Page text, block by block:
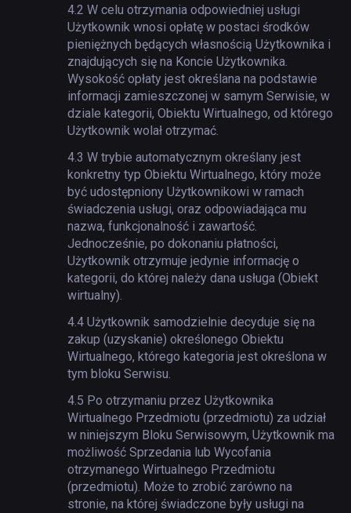
4.2 W celu otrzymania odpowiedniej usługi
Użytkownik wnosi opłatę w postaci środków
pieniężnych będących własnością Użytkownika i
znajdujących się na Koncie Użytkownika.
Wysokość opłaty jest określana na podstawie
informacji zamieszczonej w samym Serwisie, w
dziale kategorii, Obiektu Wirtualnego, od którego
Użytkownik wolał otrzymać.
4.3 W trybie automatycznym określany jest
konkretny typ Obiektu Wirtualnego, który może
być udostępniony Użytkownikowi w ramach
świadczenia usługi, oraz odpowiadająca mu
nazwa, funkcjonalność i zawartość.
Jednocześnie, po dokonaniu płatności,
Użytkownik otrzymuje jedynie informację o
kategorii, do której należy dana usługa (Obiekt
wirtualny).
4.4 Użytkownik samodzielnie decyduje się na
zakup (uzyskanie) określonego Obiektu
Wirtualnego, którego kategoria jest określona w
tym bloku Serwisu.
4.5 Po otrzymaniu przez Użytkownika
Wirtualnego Przedmiotu (przedmiotu) za udział
w niniejszym Bloku Serwisowym, Użytkownik ma
możliwość Sprzedania lub Wycofania
otrzymanego Wirtualnego Przedmiotu
(przedmiotu). Może to zrobić zarówno na
stronie, na której świadczone były usługi na